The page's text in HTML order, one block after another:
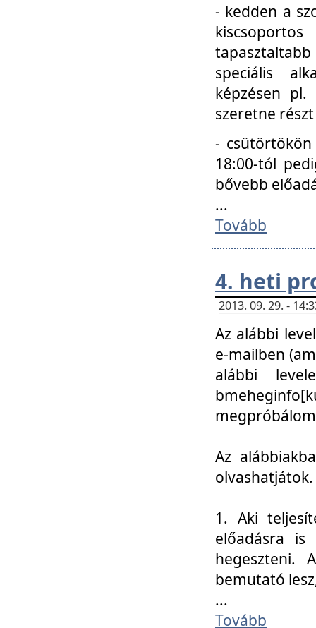
- kedden a
speciális
képzésen
szeretne
- csütörtökön
18:00-tól
bővebb
...
Tovább
4. heti
2013. 09. 29. -
Az alábbi
e-mailben
alábbi
Az
olvashatjátok.
1. Aki
előadásra
hegeszteni.
bemutató
...
Tovább